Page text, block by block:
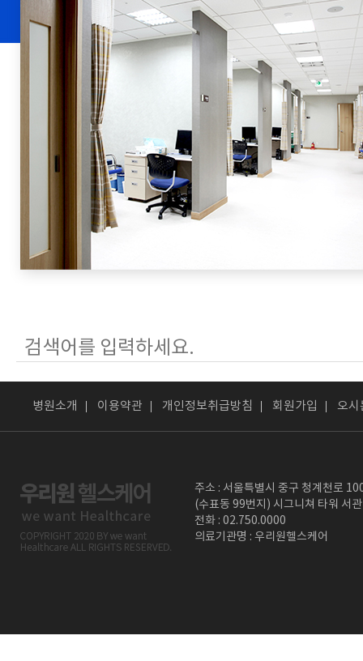
병원소개 이용약관 개인정보취급방침 회원가입 오시
주소 : 서울특별시 중구 청계천로
(수표동 99번지) 시그니쳐 타워 서
전화 : 02.750.0000
의료기관명 : 우리원헬스케어